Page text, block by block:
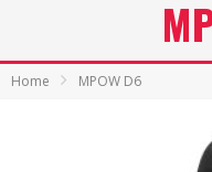
Home MPOW D6